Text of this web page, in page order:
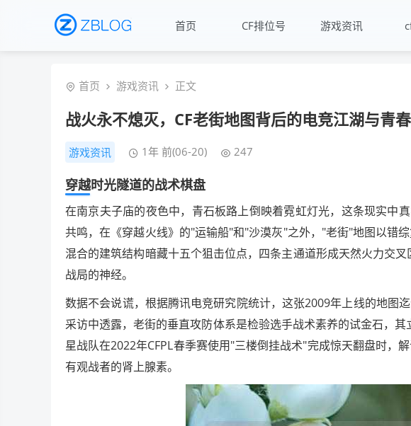
首页 CF排位号 游戏资讯
首页 游戏资讯 正文
战火永不熄灭，CF老街地图背后的电竞江湖与青
游戏资讯 1年 前(06-20) 247
穿越时光隧道的战术棋盘
在南京夫子庙的夜色中，青石板路上倒映着霓虹灯光，这条现实中
共鸣，在《穿越火线》的"运输船"和"沙漠灰"之外，"老街"地图以错
混合的建筑结构暗藏十五个狙击位点，四条主通道形成天然火力交
战局的神经。
数据不会说谎，根据腾讯电竞研究院统计，这张2009年上线的地图
采访中透露，老街的垂直攻防体系是检验选手战术素养的试金石，
星战队在2022年CFPL春季赛使用"三楼倒挂战术"完成惊天翻盘时，
有观战者的肾上腺素。